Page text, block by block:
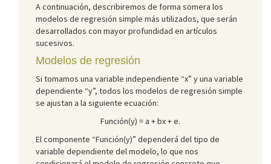
A continuación, describiremos de forma somera los
modelos de regresión simple más utilizados, que serán
desarrollados con mayor profundidad en artículos
sucesivos.
Modelos de regresión
Si tomamos una variable independiente “x” y una variable
dependiente “y”, todos los modelos de regresión simple
se ajustan a la siguiente ecuación:
Función(y) = a + bx + e.
El componente “Función(y)” dependerá del tipo de
variable dependiente del modelo, lo que nos